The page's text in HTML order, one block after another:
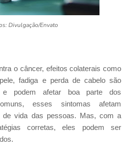
Divulgação/Envato
o câncer, efeitos colaterais como
fadiga e perda de cabelo são
e podem afetar boa parte dos
esses sintomas afetam
de vida das pessoas. Mas, com a
corretas, eles podem ser